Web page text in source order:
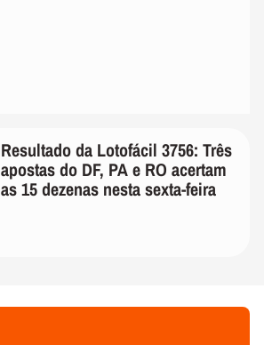
Resultado da Lotofácil 3756: Três
apostas do DF, PA e RO acertam
as 15 dezenas nesta sexta-feira